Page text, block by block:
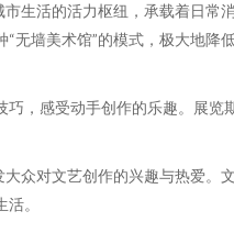
生活的活力枢纽，承载着日常
墙美术馆”的模式，极大地降
，感受动手创作的乐趣。展
众对文艺创作的兴趣与热爱。
。